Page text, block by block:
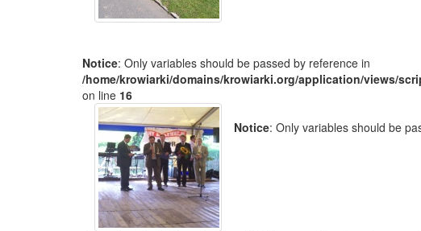
Notice: Only variables should be passed by reference in
/home/krowiarki/domains/krowiarki.org/application/views/
on line 16
Notice: Only variables should be